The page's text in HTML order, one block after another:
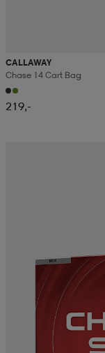
CALLAWAY
Chase 14 Cart Bag
219,-